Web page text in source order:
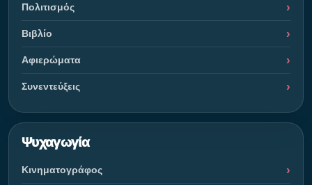
Πολιτισμός
Βιβλίο
Αφιερώματα
Συνεντεύξεις
Ψυχαγωγία
Κινηματογράφος